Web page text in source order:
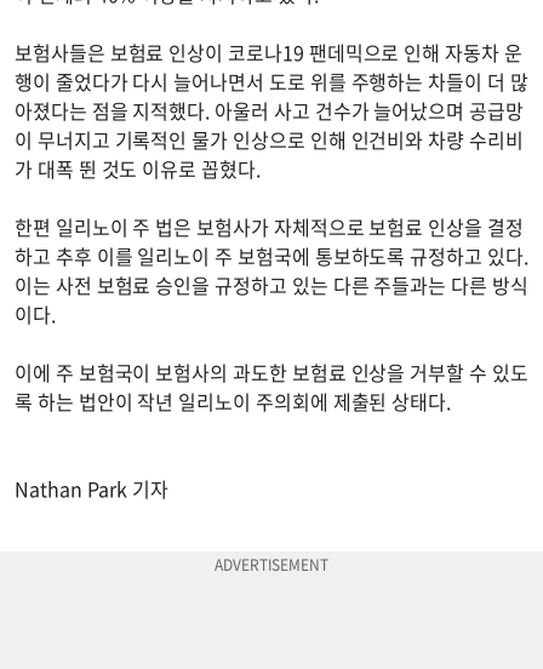
보험사들은 보험료 인상이 코로나19 팬데믹으로 인해 자동차 운
행이 줄었다가 다시 늘어나면서 도로 위를 주행하는 차들이 더 많
아졌다는 점을 지적했다. 아울러 사고 건수가 늘어났으며 공급망
이 무너지고 기록적인 물가 인상으로 인해 인건비와 차량 수리비
가 대폭 뛴 것도 이유로 꼽혔다.
한편 일리노이 주 법은 보험사가 자체적으로 보험료 인상을 결정
하고 추후 이를 일리노이 주 보험국에 통보하도록 규정하고 있다.
이는 사전 보험료 승인을 규정하고 있는 다른 주들과는 다른 방식
이다.
이에 주 보험국이 보험사의 과도한 보험료 인상을 거부할 수 있도
록 하는 법안이 작년 일리노이 주의회에 제출된 상태다.
Nathan Park 기자